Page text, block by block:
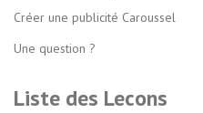
Créer une publicité Caroussel
Une question ?
Liste des Lecons